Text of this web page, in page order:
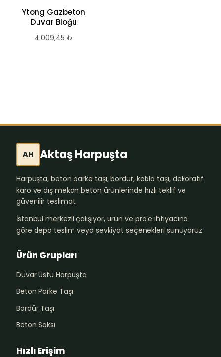
Ytong Gazbeton
Duvar Bloğu
4.009,45 ₺
AH Aktaş Harpuşta
Harpuşta, beton parke taşı, bordür, kablo taşı, dekoratif
karo ve dış mekan beton ürünlerinde hızlı teklif ve
güvenilir teslimat.
İstanbul merkezli çalışıyor, ürün ve proje ihtiyacına
göre depo teslim veya sevkiyat seçenekleri sunuyoruz.
Ürün Grupları
Duvar Üstü Harpuşta
Beton Parke Taşı
Bordür Taşı
Beton Saksı
Hızlı Erişim